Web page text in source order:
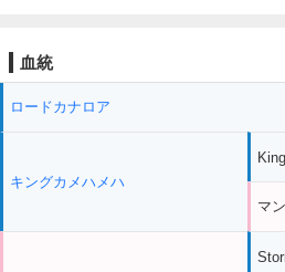
血統
ロードカナロア
キングカメハメハ
マ